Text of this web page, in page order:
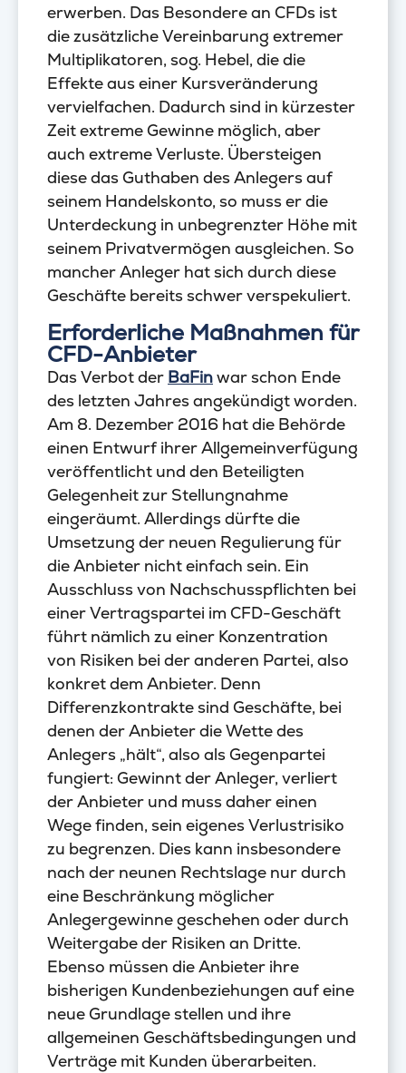
erwerben. Das Besondere an CFDs ist
die zusätzliche Vereinbarung extremer
Multiplikatoren, sog. Hebel, die die
Effekte aus einer Kursveränderung
vervielfachen. Dadurch sind in kürzester
Zeit extreme Gewinne möglich, aber
auch extreme Verluste. Übersteigen
diese das Guthaben des Anlegers auf
seinem Handelskonto, so muss er die
Unterdeckung in unbegrenzter Höhe mit
seinem Privatvermögen ausgleichen. So
mancher Anleger hat sich durch diese
Geschäfte bereits schwer verspekuliert.
Erforderliche Maßnahmen für
CFD-Anbieter
Das Verbot der BaFinwar schon Ende
des letzten Jahres angekündigt worden.
Am 8. Dezember 2016 hat die Behörde
einen Entwurf ihrer Allgemeinverfügung
veröffentlicht und den Beteiligten
Gelegenheit zur Stellungnahme
eingeräumt. Allerdings dürfte die
Umsetzung der neuen Regulierung für
die Anbieter nicht einfach sein. Ein
Ausschluss von Nachschusspflichten bei
einer Vertragspartei im CFD-Geschäft
führt nämlich zu einer Konzentration
von Risiken bei der anderen Partei, also
konkret dem Anbieter. Denn
Differenzkontrakte sind Geschäfte, bei
denen der Anbieter die Wette des
Anlegers „hält“, also als Gegenpartei
fungiert: Gewinnt der Anleger, verliert
der Anbieter und muss daher einen
Wege finden, sein eigenes Verlustrisiko
zu begrenzen. Dies kann insbesondere
nach der neunen Rechtslage nur durch
eine Beschränkung möglicher
Anlegergewinne geschehen oder durch
Weitergabe der Risiken an Dritte.
Ebenso müssen die Anbieter ihre
bisherigen Kundenbeziehungen auf eine
neue Grundlage stellen und ihre
allgemeinen Geschäftsbedingungen und
Verträge mit Kunden überarbeiten.